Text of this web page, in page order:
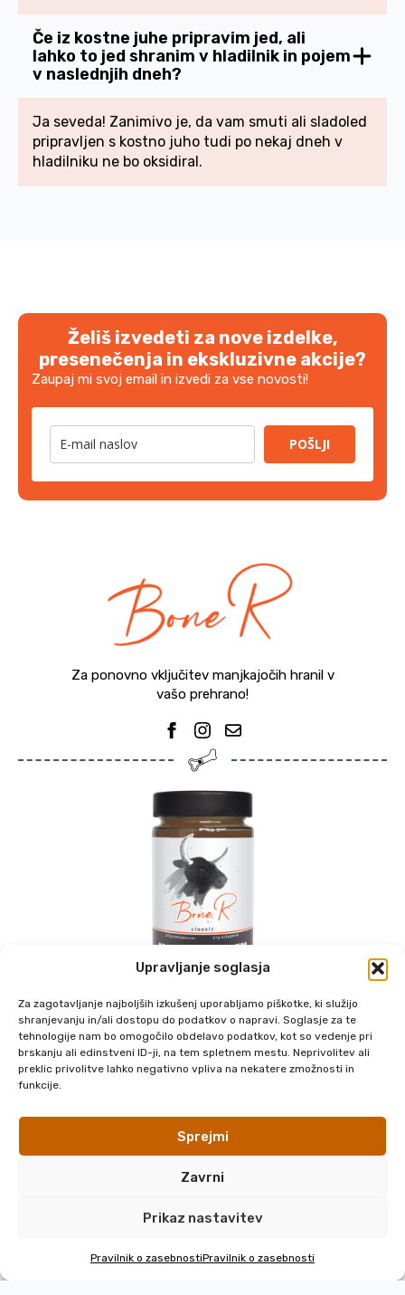
Upravljanje soglasja
Za zagotavljanje najboljših izkušenj uporabljamo piškotke, ki služijo
shranjevanju in/ali dostopu do podatkov o napravi. Soglasje za te
tehnologije nam bo omogočilo obdelavo podatkov, kot so vedenje pri
brskanju ali edinstveni ID-ji, na tem spletnem mestu. Neprivolitev ali
preklic privolitve lahko negativno vpliva na nekatere zmožnosti in
funkcije.
Sprejmi
Zavrni
Prikaz nastavitev
Pravilnik o zasebnostiPravilnik o zasebnosti
Če iz kostne juhe pripravim jed, ali
lahko to jed shranim v hladilnik in pojem
v naslednjih dneh?
Ja seveda! Zanimivo je, da vam smuti ali sladoled
pripravljen s kostno juho tudi po nekaj dneh v
hladilniku ne bo oksidiral.
Želiš izvedeti za nove izdelke,
presenečenja in ekskluzivne akcije?
Zaupaj mi svoj email in izvedi za vse novosti!
POŠLJI
Za ponovno vključitev manjkajočih hranil v
vašo prehrano!
Kontakt
PLAYGROUND
Špela Kocjančič s.p.
1261 Ljubljana
+386 51 204 510
Hitri dostop
Domov
Bone Broth